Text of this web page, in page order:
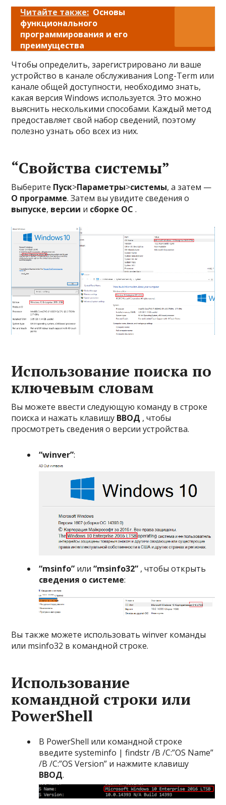
Читайте также: Основы
функционального
программирования и его
преимущества
Чтобы определить, зарегистрировано ли ваше
устройство в канале обслуживания Long-Term или
канале общей доступности, необходимо знать,
какая версия Windows используется. Это можно
выяснить несколькими способами. Каждый метод
предоставляет свой набор сведений, поэтому
полезно узнать обо всех из них.
“Свойства системы”
Выберите Пуск>Параметры>системы, а затем —
О программе. Затем вы увидите сведения о
выпуске, версии и сборке ОС .
Использование поиска по
ключевым словам
Вы можете ввести следующую команду в строке
поиска и нажать клавишу ВВОД , чтобы
просмотреть сведения о версии устройства.
“winver”:
“msinfo” или“msinfo32” , чтобы открыть
сведения о системе:
Вы также можете использовать winver команды
или msinfo32 в командной строке.
Использование
командной строки или
PowerShell
В PowerShell или командной строке
введите systeminfo | findstr /B /C:”OS Name”
/B /C:”OS Version” и нажмите клавишу
ВВОД.